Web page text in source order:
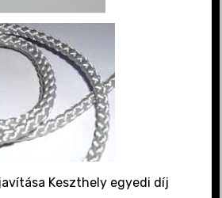
Keszthely egyedi díj